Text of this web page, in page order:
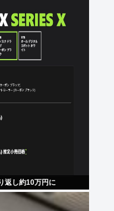
返し約10万円に